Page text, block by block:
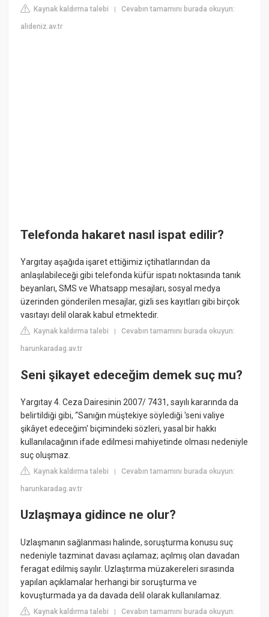
Kaynak kaldırma talebi |Cevabın tamamını burada okuyun:
alideniz.av.tr
Telefonda hakaret nasıl ispat edilir?
Yargıtay aşağıda işaret ettiğimiz içtihatlarından da
anlaşılabileceği gibi telefonda küfür ispatı noktasında tanık
beyanları, SMS ve Whatsapp mesajları, sosyal medya
üzerinden gönderilen mesajlar, gizli ses kayıtları gibi birçok
vasıtayı delil olarak kabul etmektedir.
Kaynak kaldırma talebi |Cevabın tamamını burada okuyun:
harunkaradag.av.tr
Seni şikayet edeceğim demek suç mu?
Yargıtay 4. Ceza Dairesinin 2007/ 7431, sayılı kararında da
belirtildiği gibi, “Sanığın müştekiye söylediği 'seni valiye
şikâyet edeceğim' biçimindeki sözleri, yasal bir hakkı
kullanılacağının ifade edilmesi mahiyetinde olması nedeniyle
suç oluşmaz.
Kaynak kaldırma talebi |Cevabın tamamını burada okuyun:
harunkaradag.av.tr
Uzlaşmaya gidince ne olur?
Uzlaşmanın sağlanması halinde, soruşturma konusu suç
nedeniyle tazminat davası açılamaz; açılmış olan davadan
feragat edilmiş sayılır. Uzlaştırma müzakereleri sırasında
yapılan açıklamalar herhangi bir soruşturma ve
kovuşturmada ya da davada delil olarak kullanılamaz.
Kaynak kaldırma talebi |Cevabın tamamını burada okuyun: